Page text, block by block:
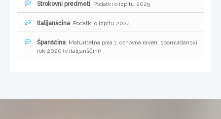
Strokovni predmeti: Podatki o izpitu 2025
Italijanščina: Podatki o izpitu 2024
Španščina: Maturitetna pola 1, osnovna raven, spomladanski
rok 2020 (v italijanščini)